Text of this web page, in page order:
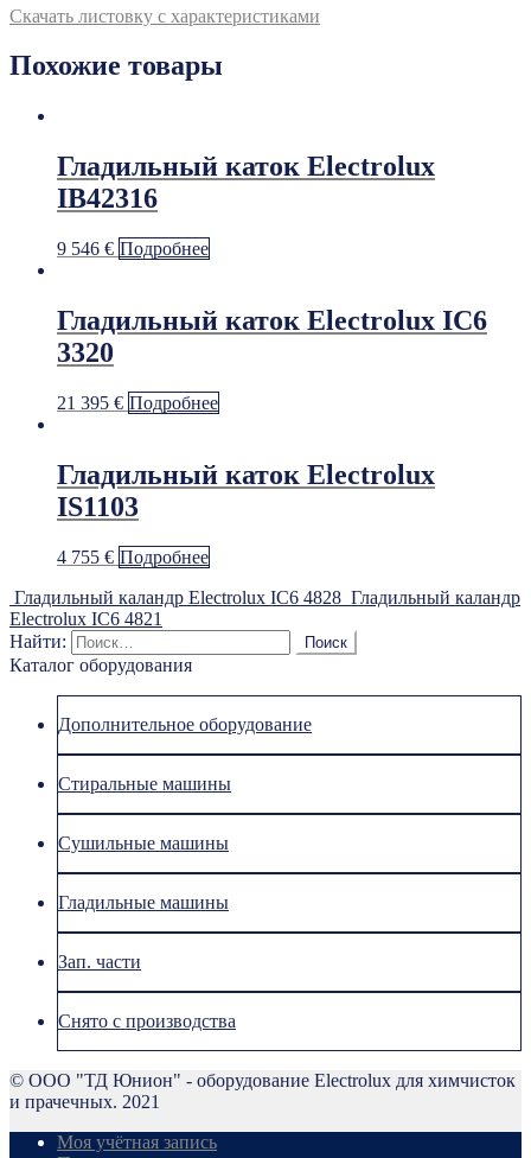
Скачать листовку с характеристиками
Похожие товары
Гладильный каток Electrolux
IB42316
9 546 € Подробнее
Гладильный каток Electrolux IC6
3320
21 395 € Подробнее
Гладильный каток Electrolux
IS1103
4 755 € Подробнее
Гладильный каландр Electrolux IC6 4828 Гладильный каландр
Electrolux IC6 4821
Найти:
Каталог оборудования
Дополнительное оборудование
Стиральные машины
Сушильные машины
Гладильные машины
Зап. части
Снято с производства
© ООО "ТД Юнион" - оборудование Electrolux для химчисток
и прачечных. 2021
Моя учётная запись